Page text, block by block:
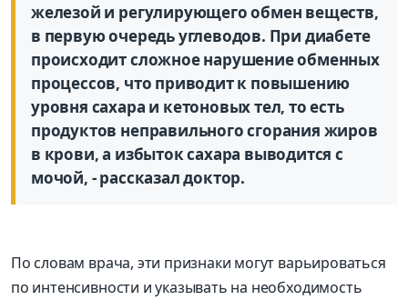
железой и регулирующего обмен веществ,
в первую очередь углеводов. При диабете
происходит сложное нарушение обменных
процессов, что приводит к повышению
уровня сахара и кетоновых тел, то есть
продуктов неправильного сгорания жиров
в крови, а избыток сахара выводится с
мочой, - рассказал доктор.
По словам врача, эти признаки могут варьироваться
по интенсивности и указывать на необходимость